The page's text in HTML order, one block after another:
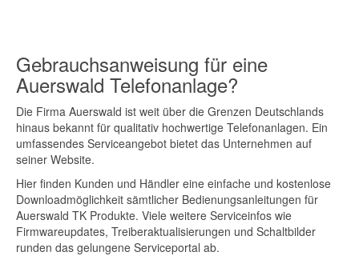
Gebrauchsanweisung für eine
Auerswald Telefonanlage?
Die Firma Auerswald ist weit über die Grenzen Deutschlands
hinaus bekannt für qualitativ hochwertige Telefonanlagen. Ein
umfassendes Serviceangebot bietet das Unternehmen auf
seiner Website.
Hier finden Kunden und Händler eine einfache und kostenlose
Downloadmöglichkeit sämtlicher Bedienungsanleitungen für
Auerswald TK Produkte. Viele weitere Serviceinfos wie
Firmwareupdates, Treiberaktualisierungen und Schaltbilder
runden das gelungene Serviceportal ab.